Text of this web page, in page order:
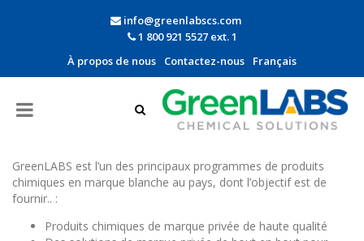
info@greenlabscs.com
1 800 921 5527 ext. 1
À propos de nous
Contactez-nous Français
GreenLABS est l’un des principaux programmes de produits
chimiques en marque blanche au pays, dont l’objectif est de
fournir.. :
Produits chimiques de marque privée de haute qualité